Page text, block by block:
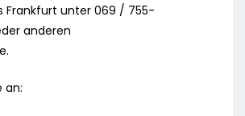
Frankfurt unter 069 / 755-
anderen
an: